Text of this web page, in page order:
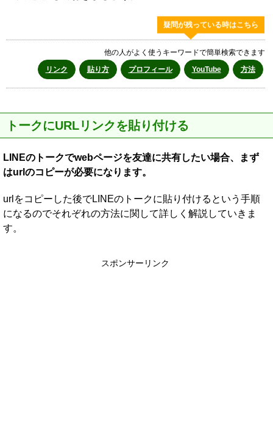
疑問が残っている時はこちら
他の人がよく使うキーワードで簡単検索できます
リンク
貼り方 プロフィール YouTube 方法
トークにURLリンクを貼り付ける
LINEのトークでwebページを友達に共有したい場合、まず
はurlのコピーが必要になります。
urlをコピーした後でLINEのトークに貼り付けるという手順
になるのでそれぞれの方法に関して詳しく解説していきま
す。
スポンサーリンク